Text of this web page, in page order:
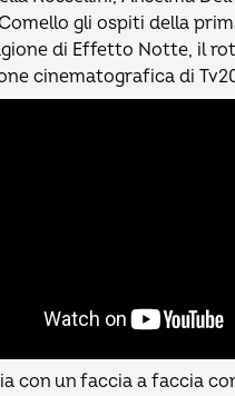
gli ospiti della
di Effetto Notte, il
cinematografica di
con un faccia a faccia